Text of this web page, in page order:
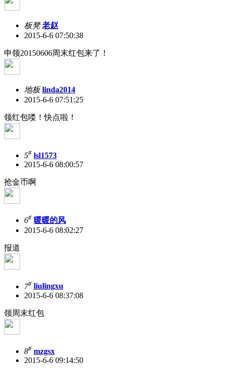
板凳 老赵
2015-6-6 07:50:38
申领20150606周末红包来了！
地板 linda2014
2015-6-6 07:51:25
领红包喽！快点啦！
5# lsl1573
2015-6-6 08:00:57
抢金币啊
6# 暖暖的风
2015-6-6 08:02:27
报道
7# liulingxu
2015-6-6 08:37:08
领周末红包
8# mzgsx
2015-6-6 09:14:50